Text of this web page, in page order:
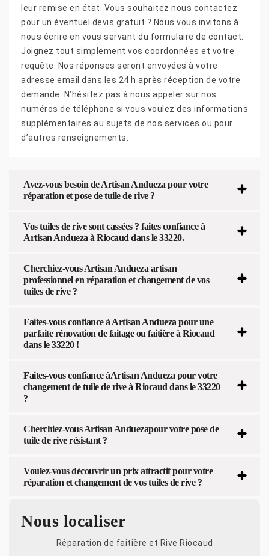
leur remise en état. Vous souhaitez nous contactez
pour un éventuel devis gratuit ? Nous vous invitons à
nous écrire en vous servant du formulaire de contact.
Joignez tout simplement vos coordonnées et votre
requête. Nos réponses seront envoyées à votre
adresse email dans les 24 h après réception de votre
demande. N’hésitez pas à nous appeler sur nos
numéros de téléphone si vous voulez des informations
supplémentaires au sujets de nos services ou pour
d’autres renseignements.
Avez-vous besoin de Artisan Andueza pour votre
réparation et pose de tuile de rive ?
Vos tuiles de rive sont cassées ? faites confiance à
Artisan Andueza à Riocaud dans le 33220.
Cherchiez-vous Artisan Andueza artisan
professionnel en réparation et changement de vos
tuiles de rive ?
Faites-vous confiance à Artisan Andueza pour une
parfaite rénovation de faitage ou faitière à Riocaud
dans le 33220 !
Faites-vous confiance àArtisan Andueza pour votre
changement de tuile de rive à Riocaud dans le 33220
?
Cherchiez-vous Artisan Anduezapour votre pose de
tuile de rive résistant ?
Voulez-vous découvrir un prix attractif pour votre
réparation et changement de vos tuiles de rive ?
Nous localiser
Réparation de faitière et Rive Riocaud